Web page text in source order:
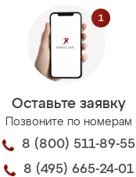
Оставьте заявку
Позвоните по номерам
8 (800) 511-89-55
8 (495) 665-24-01